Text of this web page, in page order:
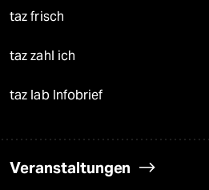
taz frisch
taz zahl ich
taz lab Infobrief
Veranstaltungen